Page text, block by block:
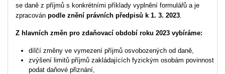
se daně z příjmů s konkrétními příklady vyplnění formulářů a je
zpracován podle znění právních předpisů k 1. 3. 2023
Z hlavních změn pro zdaňovací období roku 2023 vybíráme:
dílčí změny ve vymezení příjmů osvobozených od daně,
zvýšení limitů příjmů zakládajících fyzickým osobám povinnost
podat daňové přiznání,